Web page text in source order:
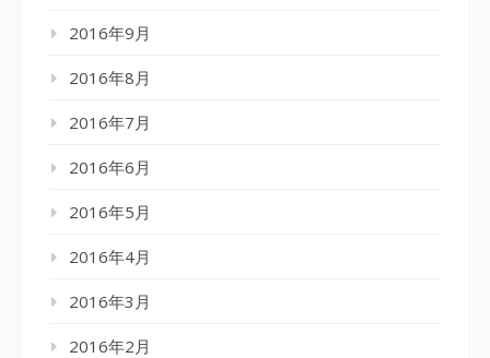
2016年9月
2016年8月
2016年7月
2016年6月
2016年5月
2016年4月
2016年3月
2016年2月